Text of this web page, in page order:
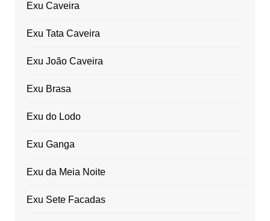
Exu Caveira
Exu Tata Caveira
Exu João Caveira
Exu Brasa
Exu do Lodo
Exu Ganga
Exu da Meia Noite
Exu Sete Facadas